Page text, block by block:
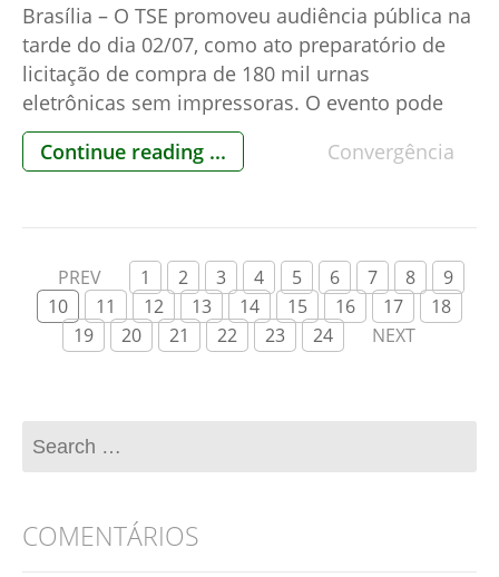
Brasília – O TSE promoveu audiência pública na
tarde do dia 02/07, como ato preparatório de
licitação de compra de 180 mil urnas
eletrônicas sem impressoras. O evento pode
ser conhecido aqui. O custo inicial será em
torno de de R$ 700 milhões e todos sabem
Continue reading ... Convergência
PREV 1 2 3 4 5 6 7 8
9
10
11 12 13 14 15 16 17
18
19
20 21 22 23 24 NEXT
COMENTÁRIOS